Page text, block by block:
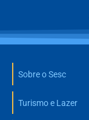
Sobre o Sesc
Turismo e Lazer